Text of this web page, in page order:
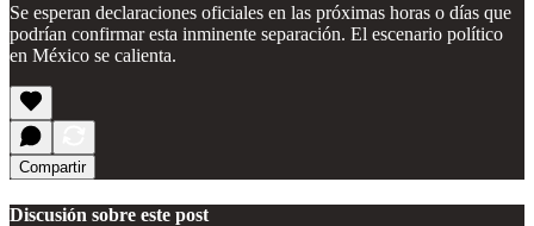
Se esperan declaraciones oficiales en las próximas horas o días que
podrían confirmar esta inminente separación. El escenario político
en México se calienta.
Compartir
Discusión sobre este post